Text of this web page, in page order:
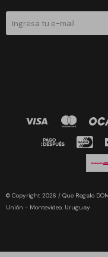
© Copyright 2026 / Que Regalo
Unión - Montevideo, Uruguay